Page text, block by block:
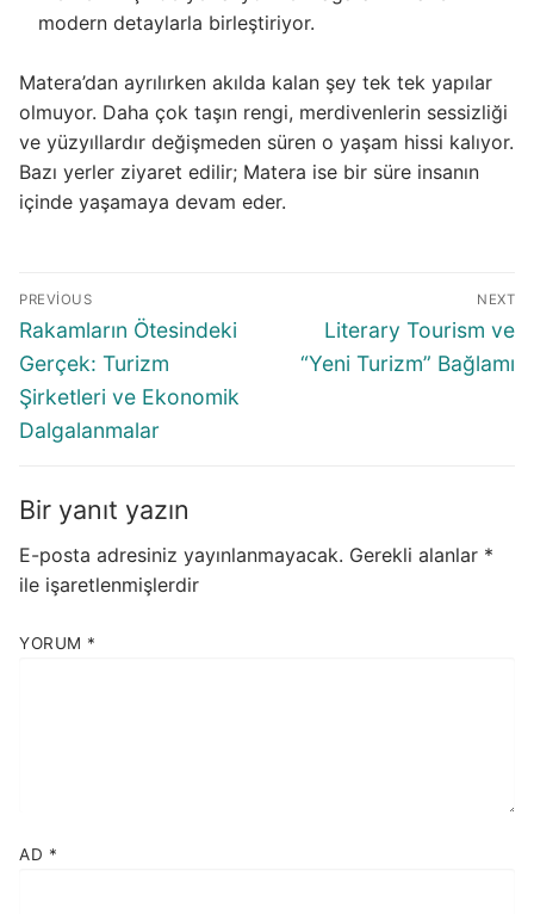
modern detaylarla birleştiriyor.
Matera’dan ayrılırken akılda kalan şey tek tek yapılar
olmuyor. Daha çok taşın rengi, merdivenlerin sessizliği
ve yüzyıllardır değişmeden süren o yaşam hissi kalıyor.
Bazı yerler ziyaret edilir; Matera ise bir süre insanın
içinde yaşamaya devam eder.
Yazı
gezinmesi
PREVIOUS
Previous
post:
Rakamların Ötesindeki
Gerçek: Turizm
Şirketleri ve Ekonomik
Dalgalanmalar
NEXT
Next
post:
Literary Tourism ve
“Yeni Turizm” Bağlamı
Bir yanıt yazın
E-posta adresiniz yayınlanmayacak. Gerekli alanlar *
ile işaretlenmişlerdir
YORUM *
AD *